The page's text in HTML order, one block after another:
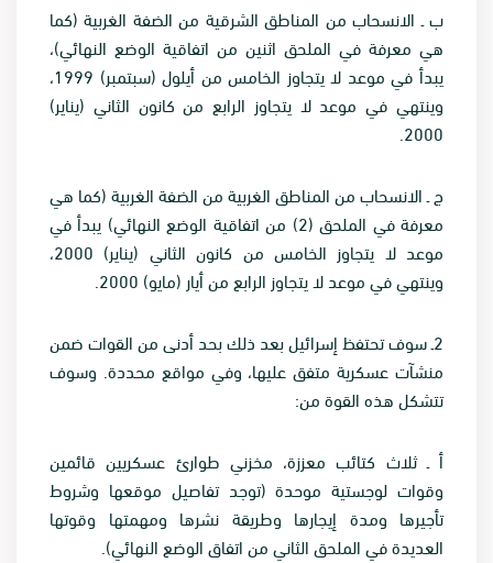
ب ـ الانسحاب من المناطق الشرقية من الضفة الغربية (كما
هي معرفة في الملحق اثنين من اتفاقية الوضع النهائي)،
يبدأ في موعد لا يتجاوز الخامس من أيلول (سبتمبر) 1999،
وينتهي في موعد لا يتجاوز الرابع من كانون الثاني (يناير)
2000
.
ج ـ الانسحاب من المناطق الغربية من الضفة الغربية (كما هي
معرفة في الملحق (2) من اتفاقية الوضع النهائي) يبدأ في
موعد لا يتجاوز الخامس من كانون الثاني (يناير) 2000،
وينتهي في موعد لا يتجاوز الرابع من أيار (مايو) 2000
.
2ـ سوف تحتفظ إسرائيل بعد ذلك بحد أدنى من القوات ضمن
منشآت عسكرية متفق عليها، وفي مواقع محددة. وسوف
تتشكل هذه القوة من:
أ ـ ثلاث كتائب معززة، مخزني طوارئ عسكريين قائمين
وقوات لوجستية موحدة (توجد تفاصيل موقعها وشروط
تأجيرها ومدة إيجارها وطريقة نشرها ومهمتها وقوتها
العديدة في الملحق الثاني من اتفاق الوضع النهائي).